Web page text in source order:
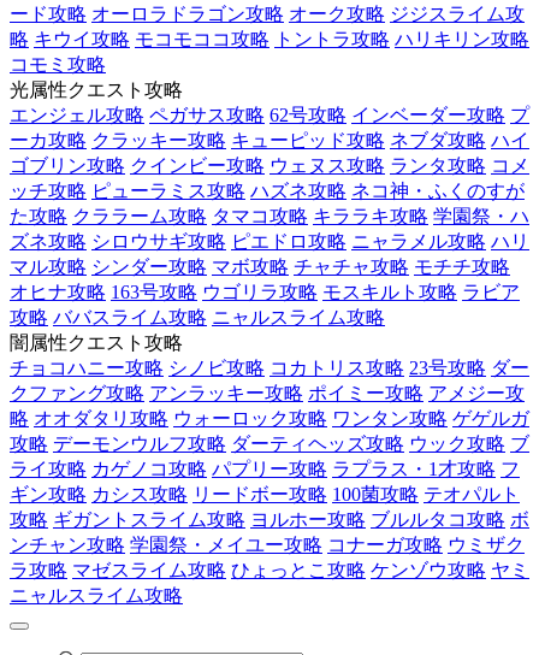
ード攻略 オーロラドラゴン攻略 オーク攻略 ジジスライム攻
略 キウイ攻略 モコモココ攻略 トントラ攻略 ハリキリン攻略
コモミ攻略
光属性クエスト攻略
エンジェル攻略 ペガサス攻略 62号攻略 インベーダー攻略 プ
ーカ攻略 クラッキー攻略 キューピッド攻略 ネブダ攻略 ハイ
ゴブリン攻略 クインビー攻略 ウェヌス攻略 ランタ攻略 コメ
ッチ攻略 ピューラミス攻略 ハズネ攻略 ネコ神・ふくのすが
た攻略 クララーム攻略 タマコ攻略 キララキ攻略 学園祭・ハ
ズネ攻略 シロウサギ攻略 ピエドロ攻略 ニャラメル攻略 ハリ
マル攻略 シンダー攻略 マボ攻略 チャチャ攻略 モチチ攻略
オヒナ攻略 163号攻略 ウゴリラ攻略 モスキルト攻略 ラビア
攻略 ババスライム攻略 ニャルスライム攻略
闇属性クエスト攻略
チョコハニー攻略 シノビ攻略 コカトリス攻略 23号攻略 ダー
クファング攻略 アンラッキー攻略 ポイミー攻略 アメジー攻
略 オオダタリ攻略 ウォーロック攻略 ワンタン攻略 ゲゲルガ
攻略 デーモンウルフ攻略 ダーティヘッズ攻略 ウック攻略 ブ
ライ攻略 カゲノコ攻略 パプリー攻略 ラプラス・1才攻略 フ
ギン攻略 カシス攻略 リードボー攻略 100菌攻略 テオパルト
攻略 ギガントスライム攻略 ヨルホー攻略 ブルルタコ攻略 ボ
ンチャン攻略 学園祭・メイユー攻略 コナーガ攻略 ウミザク
ラ攻略 マゼスライム攻略 ひょっとこ攻略 ケンゾウ攻略 ヤミ
ニャルスライム攻略